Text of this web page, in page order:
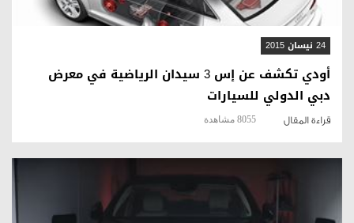
24 نيسان 2015
أودي تكشف عن إس 3 سيدان الرياضية في معرض
دبي الدولي للسيارات
قراءة المقال 8055 مشاهدة